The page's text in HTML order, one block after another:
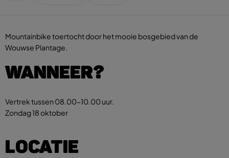
Mountainbike toertocht door het mooie bosgebied van de
Wouwse Plantage.
WANNEER?
Vertrek tussen 08.00-10.00 uur.
Zondag 18 oktober
LOCATIE